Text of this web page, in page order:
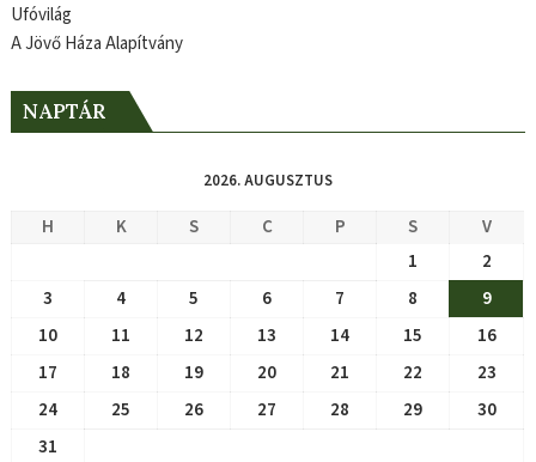
Ufóvilág
A Jövő Háza Alapítvány
NAPTÁR
2026. AUGUSZTUS
H K S C P S
V
1
2
3
4 5 6 7 8
9
10
11 12 13 14 15
16
17
18 19 20 21 22
23
24
25 26 27 28 29
30
31